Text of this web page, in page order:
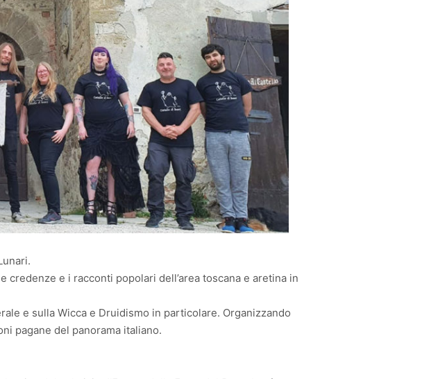
e i racconti popolari dell’area toscana e aretina in
e sulla Wicca e Druidismo in particolare. Organizzando
pagane del panorama italiano.